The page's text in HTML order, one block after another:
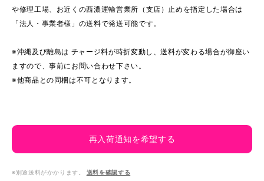
や修理工場、お近くの西濃運輸営業所（支店）止めを指定した場合は
「法人・事業者様」の送料で発送可能です。
※沖縄及び離島は チャージ料が時折変動し、送料が変わる場合が御座い
ますので、事前にお問い合わせ下さい。
※他商品との同梱は不可となります。
再入荷通知を希望する
※別途送料がかかります。 送料を確認する